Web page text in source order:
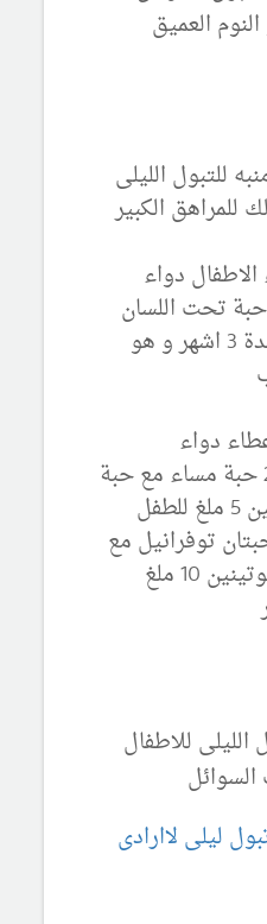
العميق
للتبول الليلى
للمراهق الكبير
دواء
منيرين 120 حبة تحت اللسان
لكل طفل لمدة 3 اشهر و هو
دواء
توفرانيل 25 حبة مساء مع حبة
اوكسيبوتينين 5 ملغ للطفل
توفرانيل مع
حبة اوكسيبوتينين 10 ملغ
الليلى للاطفال
ليلى لاارادى